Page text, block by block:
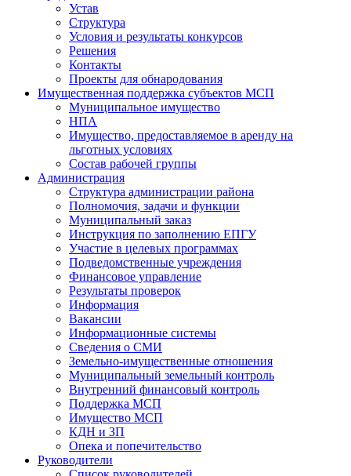
Устав
Структура
Условия и результаты конкурсов
Решения
Контакты
Проекты для обнародования
Имущественная поддержка субъектов МСП
Муниципальное имущество
НПА
Имущество, предоставляемое в аренду на
льготных условиях
Состав рабочей группы
Администрация
Структура администрации района
Полномочия, задачи и функции
Муниципальный заказ
Инструкция по заполнению ЕПГУ
Участие в целевых программах
Подведомственные учреждения
Финансовое управление
Результаты проверок
Информация
Вакансии
Информационные системы
Сведения о СМИ
Земельно-имущественные отношения
Муниципальный земельный контроль
Внутренний финансовый контроль
Поддержка МСП
Имущество МСП
КДН и ЗП
Опека и попечительство
Руководители